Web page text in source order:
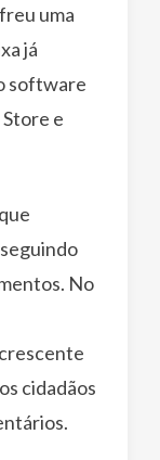
uma
já
software
e
No
cidadãos